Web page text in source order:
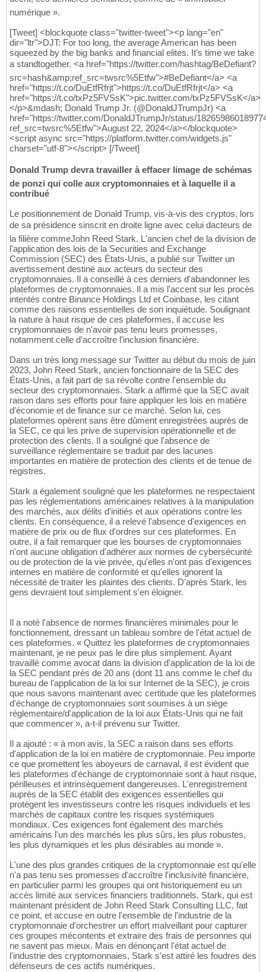
numérique ».
[Tweet] <blockquote class="twitter-tweet"><p lang="en"
dir="ltr">DJT: For too long, the average American has been
squeezed by the big banks and financial elites. It's time we take
a standtogether. <a href="https://twitter.com/hashtag/BeDefiant?
src=hash&amp;ref_src=twsrc%5Etfw">#BeDefiant</a> <a
href="https://t.co/DuEtfRfrjt">https://t.co/DuEtfRfrjt</a> <a
href="https://t.co/txPz5FVSsK">pic.twitter.com/txPz5FVSsK</a>
</p>&mdash; Donald Trump Jr. (@DonaldJTrumpJr) <a
href="https://twitter.com/DonaldJTrumpJr/status/
ref_src=twsrc%5Etfw">August 22, 2024</a></blockquote>
<script async src="https://platform.twitter.com/widgets.js"
charset="utf-8"></script> [/Tweet]
Donald Trump devra travailler à effacer limage de schémas
de ponzi qui colle aux cryptomonnaies et à laquelle il a
contribué
Le positionnement de Donald Trump, vis-à-vis des cryptos, lors
de sa présidence sinscrit en droite ligne avec celui dacteurs de
la filière commeJohn Reed Stark. L'ancien chef de la division de
l'application des lois de la Securities and Exchange
Commission (SEC) des États-Unis, a publié sur Twitter un
avertissement destiné aux acteurs du secteur des
cryptomonnaies. Il a conseillé à ces derniers d'abandonner les
plateformes de cryptomonnaies. Il a mis l'accent sur les procès
intentés contre Binance Holdings Ltd et Coinbase, les citant
comme des raisons essentielles de son inquiétude. Soulignant
la nature à haut risque de ces plateformes, il accuse les
cryptomonnaies de n'avoir pas tenu leurs promesses,
notamment celle d'accroître l'inclusion financière.
Dans un très long message sur Twitter au début du mois de juin
2023, John Reed Stark, ancien fonctionnaire de la SEC des
États-Unis, a fait part de sa révolte contre l'ensemble du
secteur des cryptomonnaies. Stark a affirmé que la SEC avait
raison dans ses efforts pour faire appliquer les lois en matière
d'économie et de finance sur ce marché. Selon lui, ces
plateformes opèrent sans être dûment enregistrées auprès de
la SEC, ce qui les prive de supervision opérationnelle et de
protection des clients. Il a souligné que l'absence de
surveillance réglementaire se traduit par des lacunes
importantes en matière de protection des clients et de tenue de
registres.
Stark a également souligné que les plateformes ne respectaient
pas les réglementations américaines relatives à la manipulation
des marchés, aux délits d'initiés et aux opérations contre les
clients. En conséquence, il a relevé l'absence d'exigences en
matière de prix ou de flux d'ordres sur ces plateformes. En
outre, il a fait remarquer que les bourses de cryptomonnaies
n'ont aucune obligation d'adhérer aux normes de cybersécurité
ou de protection de la vie privée, qu'elles n'ont pas d'exigences
internes en matière de conformité et qu'elles ignorent la
nécessité de traiter les plaintes des clients. D'après Stark, les
gens devraient tout simplement s'en éloigner.
Il a noté l'absence de normes financières minimales pour le
fonctionnement, dressant un tableau sombre de l'état actuel de
ces plateformes. « Quittez les plateformes de cryptomonnaies
maintenant, je ne peux pas le dire plus simplement. Ayant
travaillé comme avocat dans la division d'application de la loi de
la SEC pendant près de 20 ans (dont 11 ans comme le chef du
bureau de l'application de la loi sur Internet de la SEC), je crois
que nous savons maintenant avec certitude que les plateformes
d'échange de cryptomonnaies sont soumises à un siège
réglementaire/d'application de la loi aux États-Unis qui ne fait
que commencer », a-t-il prévenu sur Twitter.
Il a ajouté : « à mon avis, la SEC a raison dans ses efforts
d'application de la loi en matière de cryptomonnaie. Peu importe
ce que promettent les aboyeurs de carnaval, il est évident que
les plateformes d'échange de cryptomonnaie sont à haut risque,
périlleuses et intrinsèquement dangereuses. L'enregistrement
auprès de la SEC établit des exigences essentielles qui
protègent les investisseurs contre les risques individuels et les
marchés de capitaux contre les risques systémiques
mondiaux. Ces exigences font également des marchés
américains l'un des marchés les plus sûrs, les plus robustes,
les plus dynamiques et les plus désirables au monde ».
L'une des plus grandes critiques de la cryptomonnaie est qu'elle
n'a pas tenu ses promesses d'accroître l'inclusivité financière,
en particulier parmi les groupes qui ont historiquement eu un
accès limité aux services financiers traditionnels. Stark, qui est
maintenant président de John Reed Stark Consulting LLC, fait
ce point, et accuse en outre l'ensemble de l'industrie de la
cryptomonnaie d'orchestrer un effort malveillant pour capturer
ces groupes mécontents et extraire des frais de personnes qui
ne savent pas mieux. Mais en dénonçant l'état actuel de
l'industrie des cryptomonnaies, Stark s'est attiré les foudres des
défenseurs de ces actifs numériques.